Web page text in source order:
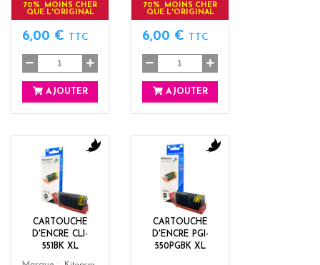
70% MOINS CHER
QUE L'ORIGINAL
6,00 € TTC
AJOUTER
70% MOINS CHER
QUE L'ORIGINAL
6,00 € TTC
AJOUTER
CARTOUCHE
D'ENCRE CLI-
551BK XL
c
k
CARTOUCHE
D'ENCRE PGI-
550PGBK XL
c
k